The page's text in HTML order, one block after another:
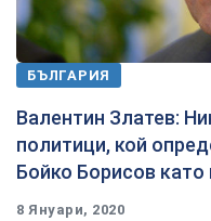
БЪЛГАРИЯ
Валентин Златев:
политици, кой
Бойко Борисов като
8 Януари, 2020